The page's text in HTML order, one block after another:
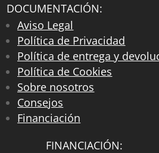
DOCUMENTACIÓN:
Aviso Legal
Política de Privacidad
Política de entrega y
Política de Cookies
Sobre nosotros
Consejos
Financiación
FINANCIACIÓN: